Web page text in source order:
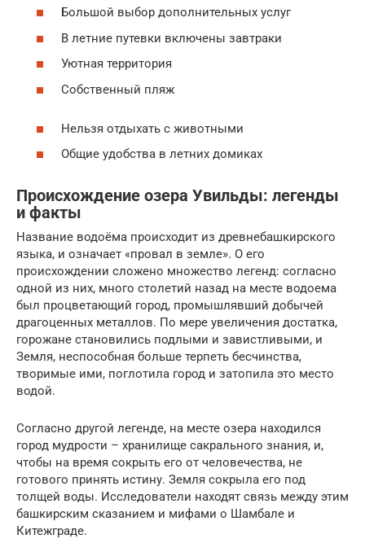
Большой выбор дополнительных услуг
В летние путевки включены завтраки
Уютная территория
Собственный пляж
Нельзя отдыхать с животными
Общие удобства в летних домиках
Происхождение озера Увильды: легенды
и факты
Название водоёма происходит из древнебашкирского
языка, и означает «провал в земле». О его
происхождении сложено множество легенд: согласно
одной из них, много столетий назад на месте водоема
был процветающий город, промышлявший добычей
драгоценных металлов. По мере увеличения достатка,
горожане становились подлыми и завистливыми, и
Земля, неспособная больше терпеть бесчинства,
творимые ими, поглотила город и затопила это место
водой.
Согласно другой легенде, на месте озера находился
город мудрости – хранилище сакрального знания, и,
чтобы на время сокрыть его от человечества, не
готового принять истину. Земля сокрыла его под
толщей воды. Исследователи находят связь между этим
башкирским сказанием и мифами о Шамбале и
Китежграде.